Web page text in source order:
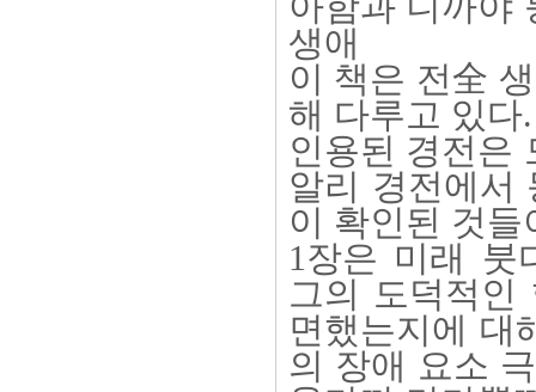
생애
이 책은 전全
해 다루고 있다.
인용된 경전은
알리 경전에서
이 확인된 것들
1장은 미래 붓
그의 도덕적인
면했는지에 대
의 장애 요소